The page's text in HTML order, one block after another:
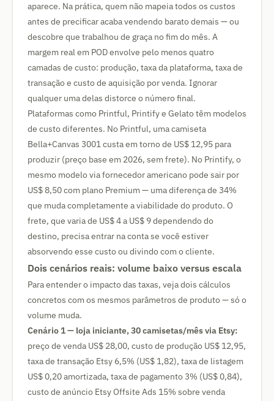
aparece. Na prática, quem não mapeia todos os custos
antes de precificar acaba vendendo barato demais — ou
descobre que trabalhou de graça no fim do mês. A
margem real em POD envolve pelo menos quatro
camadas de custo: produção, taxa da plataforma, taxa de
transação e custo de aquisição por venda. Ignorar
qualquer uma delas distorce o número final.
Plataformas como Printful, Printify e Gelato têm modelos
de custo diferentes. No Printful, uma camiseta
Bella+Canvas 3001 custa em torno de US$ 12,95 para
produzir (preço base em 2026, sem frete). No Printify, o
mesmo modelo via fornecedor americano pode sair por
US$ 8,50 com plano Premium — uma diferença de 34%
que muda completamente a viabilidade do produto. O
frete, que varia de US$ 4 a US$ 9 dependendo do
destino, precisa entrar na conta se você estiver
absorvendo esse custo ou divindo com o cliente.
Dois cenários reais: volume baixo versus escala
Para entender o impacto das taxas, veja dois cálculos
concretos com os mesmos parâmetros de produto — só o
volume muda.
Cenário 1 — loja iniciante, 30 camisetas/mês via Etsy:
preço de venda US$ 28,00, custo de produção US$ 12,95,
taxa de transação Etsy 6,5% (US$ 1,82), taxa de listagem
US$ 0,20 amortizada, taxa de pagamento 3% (US$ 0,84),
custo de anúncio Etsy Offsite Ads 15% sobre venda